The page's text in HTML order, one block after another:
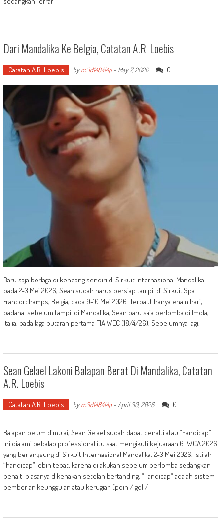
Dari Mandalika Ke Belgia, Catatan A.R. Loebis
Catatan A.R. Loebis bym3d1484l4p- May 7, 2026 0
Baru saja berlaga di kendang sendiri di Sirkuit Internasional Mandalika
pada 2-3 Mei 2026, Sean sudah harus bersiap tampil di Sirkuit Spa
Francorchamps, Belgia, pada 9-10 Mei 2026. Terpaut hanya enam hari,
padahal sebelum tampil di Mandalika, Sean baru saja berlomba di Imola,
Italia, pada laga putaran pertama FIA WEC (18/4/26). Sebelumnya lagi,
Sean Gelael Lakoni Balapan Berat Di Mandalika, Catatan
A.R. Loebis
Catatan A.R. Loebis bym3d1484l4p- April 30, 2026 0
Balapan belum dimulai, Sean Gelael sudah dapat penalti atau “handicap”.
Ini dialami pebalap professional itu saat mengikuti kejuaraan GTWCA 2026
yang berlangsung di Sirkuit Internasional Mandalika, 2-3 Mei 2026. Istilah
“handicap” lebih tepat, karena dilakukan sebelum berlomba sedangkan
penalti biasanya dikenakan setelah bertanding. “Handicap“ adalah sistem
pemberian keunggulan atau kerugian (poin / gol /